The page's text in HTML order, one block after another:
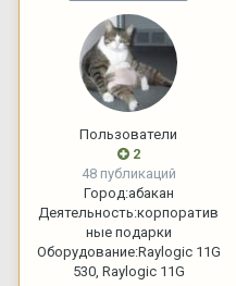
Пользователи
2
48 публикаций
Город:абакан
Деятельность:корпоратив
ные подарки
Оборудование:Raylogic 11G
530, Raylogic 11G